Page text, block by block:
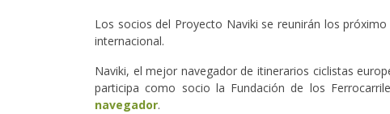
Los socios del Proyecto Naviki se reunirán los
internacional.
Naviki, el mejor navegador de itinerarios ciclistas
participa como socio la Fundación de los
navegador.